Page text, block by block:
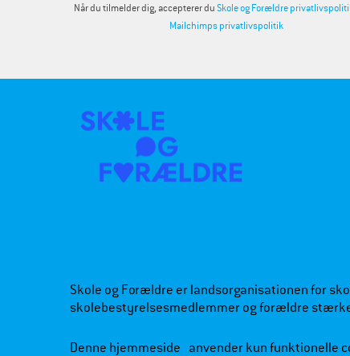
Når du tilmelder dig, accepterer duSkole og Forældre
Mailchimps privatlivspolitik
Skole og Forældre er landsorganisationen for
skolebestyrelsesmedlemmer og forældre
Denne hjemmeside anvender kun funktionelle